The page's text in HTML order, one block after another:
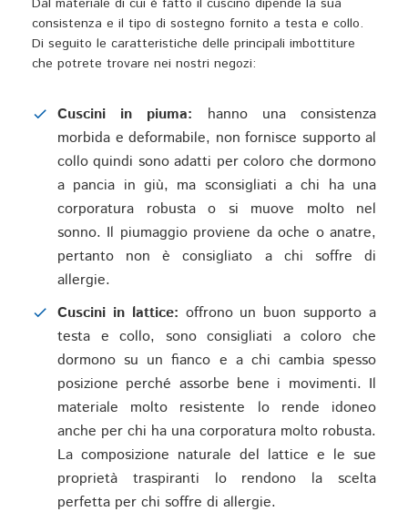
Dal materiale di cui è fatto il cuscino dipende la sua
consistenza e il tipo di sostegno fornito a testa e collo.
Di seguito le caratteristiche delle principali imbottiture
che potrete trovare nei nostri negozi:
Cuscini in piuma: hanno una consistenza
morbida e deformabile, non fornisce supporto al
collo quindi sono adatti per coloro che dormono
a pancia in giù, ma sconsigliati a chi ha una
corporatura robusta o si muove molto nel
sonno. Il piumaggio proviene da oche o anatre,
pertanto non è consigliato a chi soffre di
allergie.
Cuscini in lattice: offrono un buon supporto a
testa e collo, sono consigliati a coloro che
dormono su un fianco e a chi cambia spesso
posizione perché assorbe bene i movimenti. Il
materiale molto resistente lo rende idoneo
anche per chi ha una corporatura molto robusta.
La composizione naturale del lattice e le sue
proprietà traspiranti lo rendono la scelta
perfetta per chi soffre di allergie.